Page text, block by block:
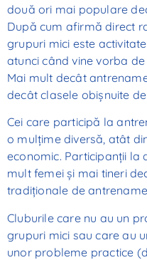
două ori mai populare
După cum afirmă direct
grupuri mici este
atunci când vine vorba
Mai mult decât
decât clasele obișnuite
Cei care participă la
o mulțime diversă, atât
economic. Participanții la
mult femei și mai tineri
tradiționale de
Cluburile care nu au un
grupuri mici sau care au
unor probleme practice